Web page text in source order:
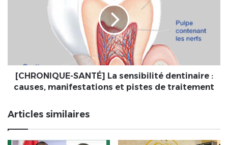
et
pistes
[CHRONIQUE-SANTÉ] La sensibilité dentinaire :
causes, manifestations et pistes de traitement
Articles similaires